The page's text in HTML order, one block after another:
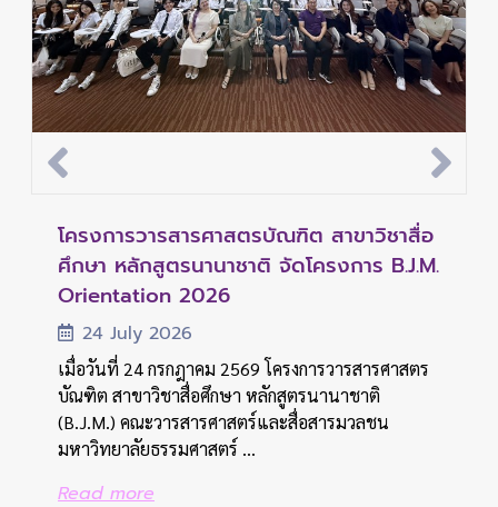
คณะวารสารศาสตร์ฯ มธ. จัดประชุมวิชาการ
ด้านสื่อและการสื่อสาร ประจำปี 2569 เปิด
เวทีแลกเปลี่ยนองค์ความรู้และนำเสนอผล
งานนักศึ...
19 July 2026
เมื่อวันอาทิตย์ที่ 19 กรกฎาคม 2569 คณะ
วารสารศาสตร์และสื่อสารมวลชน มหาวิทยาลัย
ธรรมศาสตร์ จัดงานประชุมวิชาการด้านสื่อและการ
คณะวารสารศาสตร์ฯ มธ. จัดปฐมนิเทศ
นักศึกษาใหม่ หลักสูตรวารสารศาสตรบัณฑิต
ประจำปีการศึกษา 2569 ต้อนรับสู่บ้าน JC
31 July 2026
เมื่อวันที่ 31 กรกฎาคม 2569 คณะวารสารศาสตร์และ
สื่อสารมวลชน มหาวิทยาลัยธรรมศาสตร์ จัดกิจกรรม
ปฐมนิเทศนักศึกษาใหม่ หลักสูตรวารสารศาสตร
บัณฑิต ประจำปีการศึ...
Read more
โครงการวารสารศาสตรบัณฑิต สาขาวิชาสื่อ
ศึกษา หลักสูตรนานาชาติ จัดโครงการ B.J.M.
Orientation 2026
24 July 2026
เมื่อวันที่ 24 กรกฎาคม 2569 โครงการวารสารศาสตร
บัณฑิต สาขาวิชาสื่อศึกษา หลักสูตรนานาชาติ
(B.J.M.) คณะวารสารศาสตร์และสื่อสารมวลชน
มหาวิทยาลัยธรรมศาสตร์ ...
Read more
คณะวารสารศาสตร์ฯ มธ. จัดประชุมวิชาการ
ด้านสื่อและการสื่อสาร ประจำปี 2569 เปิด
เวทีแลกเปลี่ยนองค์ความรู้และนำเสนอผล
งานนักศึ...
19 July 2026
เมื่อวันอาทิตย์ที่ 19 กรกฎาคม 2569 คณะ
วารสารศาสตร์และสื่อสารมวลชน มหาวิทยาลัย
ธรรมศาสตร์ จัดงานประชุมวิชาการด้านสื่อและการ
คณะวารสารศาสตร์ฯ มธ. จัดปฐมนิเทศ
นักศึกษาใหม่ หลักสูตรวารสารศาสตรบัณฑิต
ประจำปีการศึกษา 2569 ต้อนรับสู่บ้าน JC
31 July 2026
เมื่อวันที่ 31 กรกฎาคม 2569 คณะวารสารศาสตร์และ
สื่อสารมวลชน มหาวิทยาลัยธรรมศาสตร์ จัดกิจกรรม
ปฐมนิเทศนักศึกษาใหม่ หลักสูตรวารสารศาสตร
บัณฑิต ประจำปีการศึ...
Read more